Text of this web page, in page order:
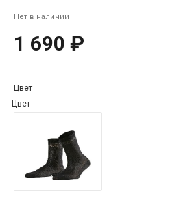
Нет в наличии
1 690 ₽
Цвет
Цвет